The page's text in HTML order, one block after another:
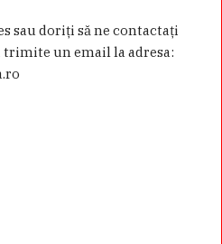
sau doriţi să ne contactaţi
un email la adresa: